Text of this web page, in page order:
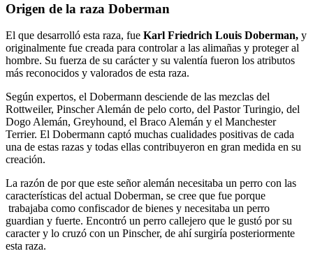
Origen de la raza Doberman
El que desarrolló esta raza, fue Karl Friedrich Louis Doberman, y
originalmente fue creada para controlar a las alimañas y proteger al
hombre. Su fuerza de su carácter y su valentía fueron los atributos
más reconocidos y valorados de esta raza.
Según expertos, el Dobermann desciende de las mezclas del
Rottweiler, Pinscher Alemán de pelo corto, del Pastor Turingio, del
Dogo Alemán, Greyhound, el Braco Alemán y el Manchester
Terrier. El Dobermann captó muchas cualidades positivas de cada
una de estas razas y todas ellas contribuyeron en gran medida en su
creación.
La razón de por que este señor alemán necesitaba un perro con las
características del actual Doberman, se cree que fue porque
trabajaba como confiscador de bienes y necesitaba un perro
guardian y fuerte. Encontró un perro callejero que le gustó por su
caracter y lo cruzó con un Pinscher, de ahí surgiría posteriormente
esta raza.